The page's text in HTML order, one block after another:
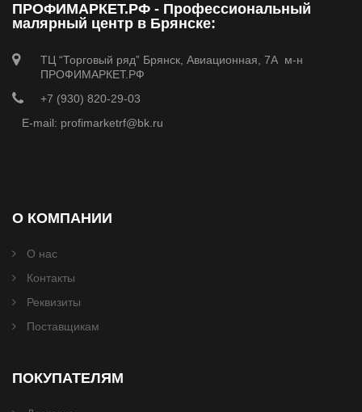
ПРОФИМАРКЕТ.РФ - Профессиональный
малярный центр в Брянске:
ТЦ “Торговый ряд” Брянск, Авиационная, 7А м-н
ПРОФИМАРКЕТ.РФ
+7 (930) 820-29-03
E-mail: profimarketrf@bk.ru
О КОМПАНИИ
О нас
Контакты
Реквизиты
Поставщикам
ПОКУПАТЕЛЯМ